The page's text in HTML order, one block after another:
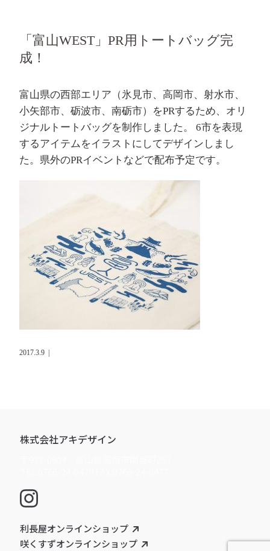
「富山WEST」PR用トートバッグ完
成！
富山県の西部エリア（氷見市、高岡市、射水市、
小矢部市、砺波市、南砺市）をPRするため、オリ
ジナルトートバッグを制作しました。 6市を表現
するアイテムをイラストにしてデザインしまし
た。県外のPRイベントなどで配布予定です。
2017.3.9
株式会社アキデザイン
利長屋オンラインショップ
咲くすずオンラインショップ